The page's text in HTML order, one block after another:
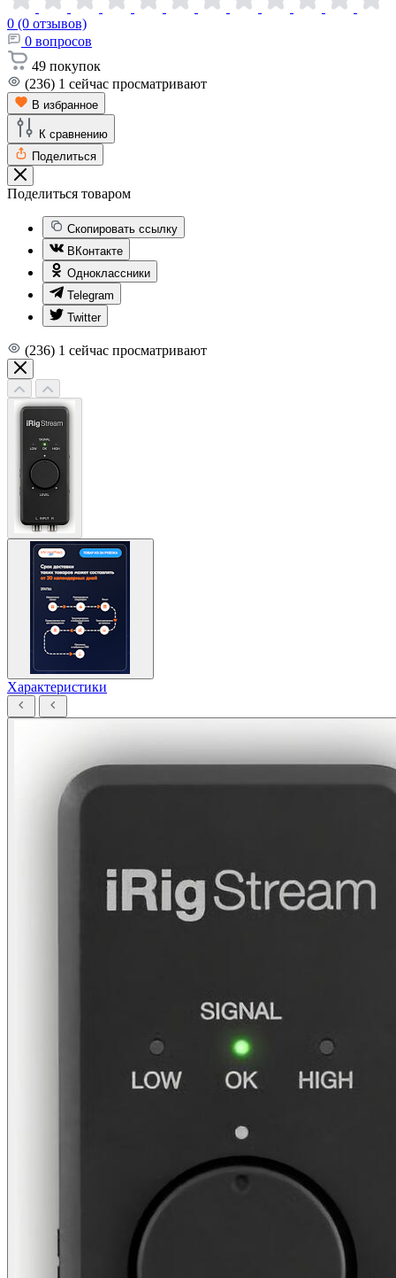
0 (0 отзывов)
0 вопросов
49 покупок
(236) 1 сейчас просматривают
В избранное
К сравнению
Поделиться
Поделиться товаром
Скопировать ссылку
ВКонтакте
Одноклассники
Telegram
Twitter
(236) 1 сейчас просматривают
Характеристики